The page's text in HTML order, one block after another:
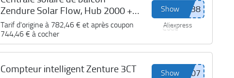
Zendure Solar Flow, Hub 2000 + 1
AB2000X
Tarif d'origine à 782,46 € et après coupon
744,46 € à cocher
Show
Code
Aliexpress
Compteur intelligent Zenture 3CT
Show